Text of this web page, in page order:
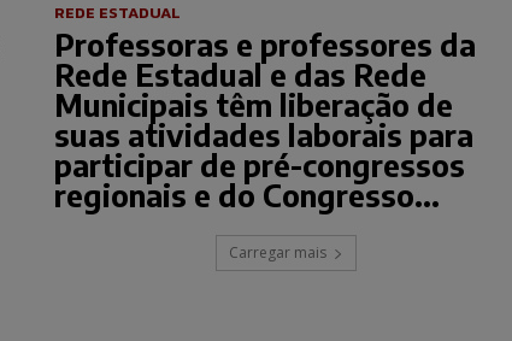
REDE ESTADUAL
Professoras e professores da
Rede Estadual e das Rede
Municipais têm liberação de
suas atividades laborais para
participar de pré-congressos
regionais e do Congresso...
Carregar mais